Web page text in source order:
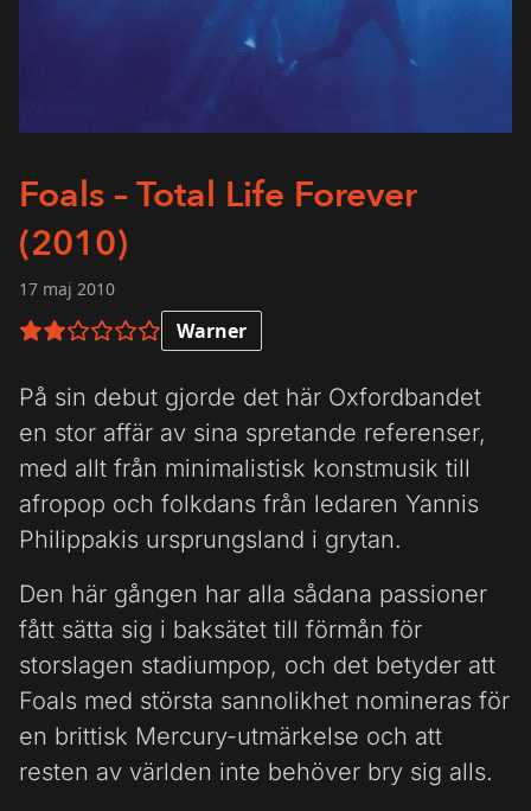
Foals – Total Life Forever
(2010)
17 maj 2010
2 av 6 i betyg Warner
På sin debut gjorde det här Oxfordbandet
en stor affär av sina spretande referenser,
med allt från minimalistisk konstmusik till
afropop och folkdans från ledaren Yannis
Philippakis ursprungsland i grytan.
Den här gången har alla sådana passioner
fått sätta sig i baksätet till förmån för
storslagen stadiumpop, och det betyder att
Foals med största sannolikhet nomineras för
en brittisk Mercury-utmärkelse och att
resten av världen inte behöver bry sig alls.